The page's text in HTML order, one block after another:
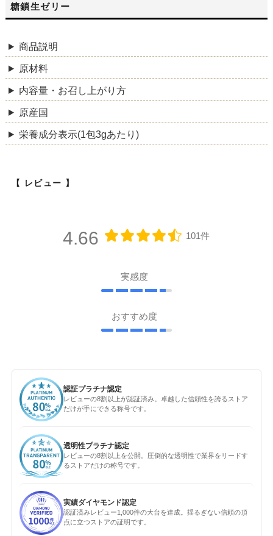
糖鎖生ゼリー
商品説明
原材料
内容量・お召し上がり方
原産国
栄養成分表示(1包3gあたり)
レビュー
4.66 101件
実感度
おすすめ度
認証プラチナ認定
レビューの8割以上が認証済み。卓越した信頼性を誇るストア
だけが手にできる称号です。
透明性プラチナ認定
レビューの8割以上を公開。圧倒的な透明性で業界をリードす
るストアだけの称号です。
実績ダイヤモンド認定
認証済みレビュー1,000件の大台を達成。揺るぎない信頼の頂
点に立つストアの証明です。